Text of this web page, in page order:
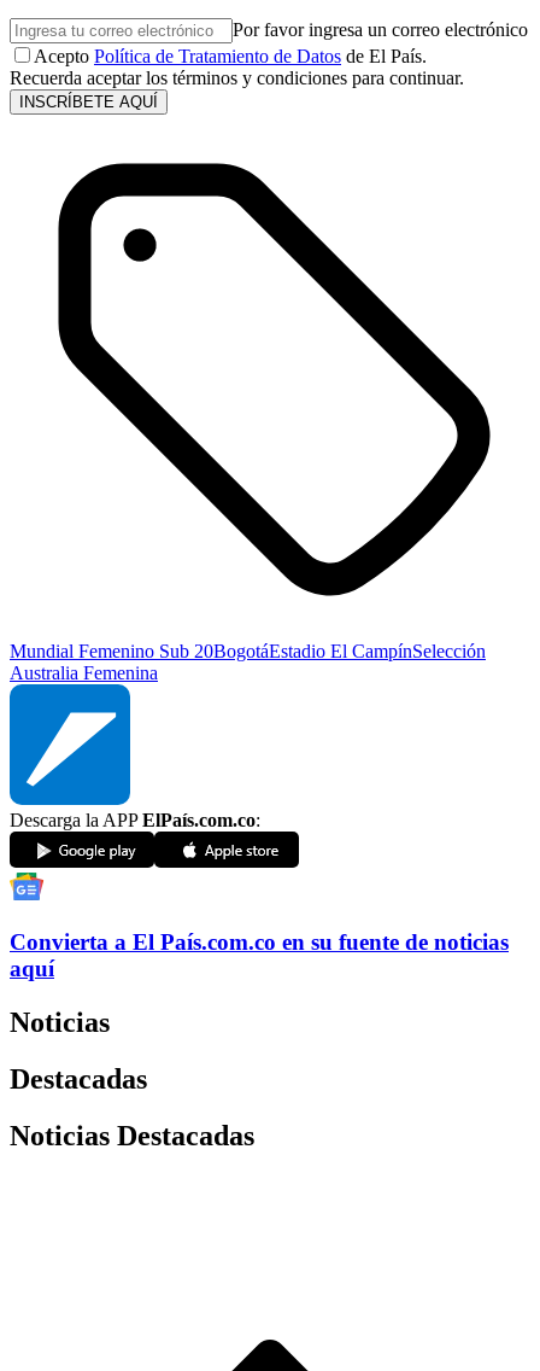
Por favor ingresa un correo electrónico
Acepto Política de Tratamiento de Datos de El País.
Recuerda aceptar los términos y condiciones para continuar.
INSCRÍBETE AQUÍ
Mundial Femenino Sub 20BogotáEstadio El CampínSelección
Australia Femenina
Descarga la APPElPaís.com.co:
Convierta a El País.com.co en su fuente de noticias
aquí
Noticias
Destacadas
Noticias Destacadas